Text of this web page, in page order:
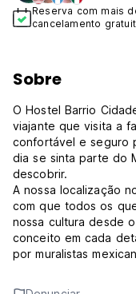
Reserva com mais
cancelamento
Sobre
O Hostel Barrio
viajante que visita a
confortável e seguro
dia se sinta parte do
descobrir.
A nossa localização
com que todos os
nossa cultura desde
conceito em cada
por muralistas
mais estilo e coração